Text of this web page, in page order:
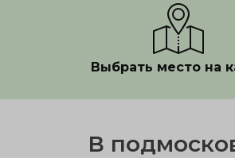
Выбрать место на
В